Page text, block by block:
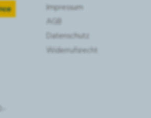
Impressum
AGB
Datenschutz
Widerrufsrecht